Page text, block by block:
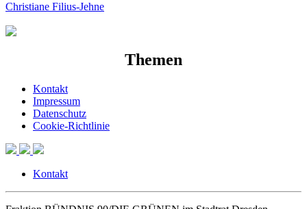
Christiane Filius-Jehne
Themen
Kontakt
Impressum
Datenschutz
Cookie-Richtlinie
Kontakt